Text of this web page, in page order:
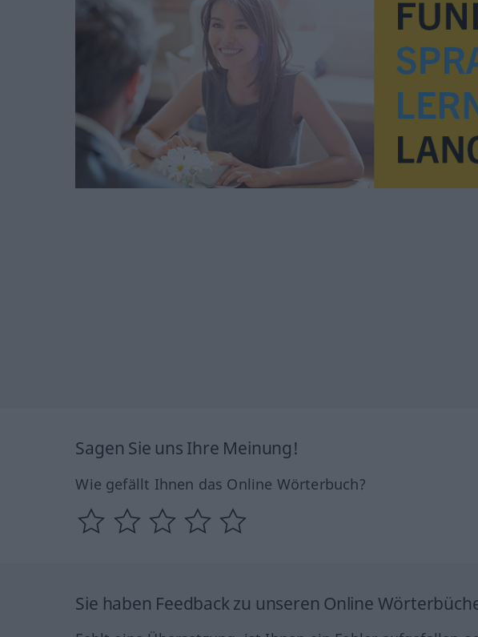
Sagen Sie uns Ihre Meinung!
Wie gefällt Ihnen das Online Wörterbuch?
Sie haben Feedback zu unseren Online